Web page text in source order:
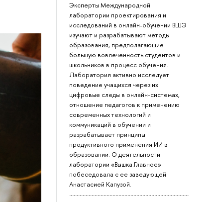
Эксперты Международной
лаборатории проектирования и
исследований в онлайн-обучении ВШЭ
изучают и разрабатывают методы
образования, предполагающие
большую вовлеченность студентов и
школьников в процесс обучения.
Лаборатория активно исследует
поведение учащихся через их
цифровые следы в онлайн-системах,
отношение педагогов к применению
современных технологий и
коммуникаций в обучении и
разрабатывает принципы
продуктивного применения ИИ в
образовании. О деятельности
лаборатории «Вышка.Главное»
побеседовала с ее заведующей
Анастасией Капузой.